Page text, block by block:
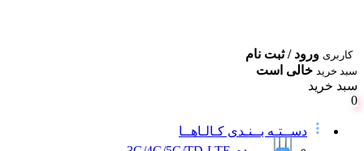
کاربری ورود / ثبت نام
سبد خرید خالی است
سبد خرید
0
دســتـه بــنـدی کـالـاهــا